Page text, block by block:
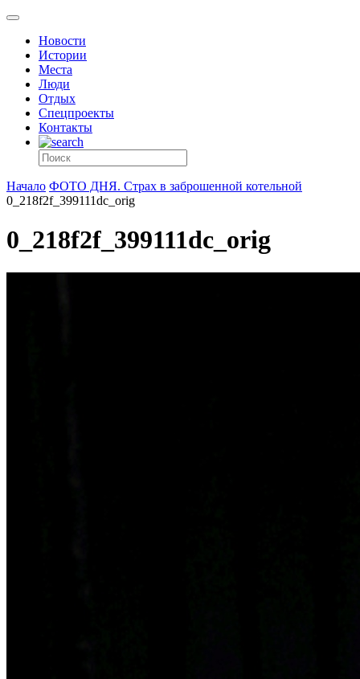
Новости
Истории
Места
Люди
Отдых
Спецпроекты
Контакты
Начало ФОТО ДНЯ. Страх в заброшенной котельной
0_218f2f_399111dc_orig
0_218f2f_399111dc_orig